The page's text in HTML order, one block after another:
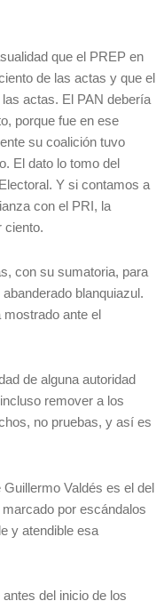
que el PREP en
de las actas y que el
actas. El PAN debería
porque fue en ese
su coalición tuvo
El dato lo tomo del
Y si contamos a
con el PRI, la
ciento.
con su sumatoria, para
blanquiazul.
ante el
de alguna autoridad
remover a los
no pruebas, y así es
Valdés es el del
por escándalos
y atendible esa
del inicio de los